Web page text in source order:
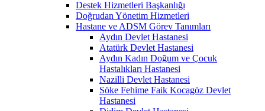
Destek Hizmetleri Başkanlığı
Doğrudan Yönetim Hizmetleri
Hastane ve ADSM Görev Tanımları
Aydın Devlet Hastanesi
Atatürk Devlet Hastanesi
Aydın Kadın Doğum ve Çocuk
Hastalıkları Hastanesi
Nazilli Devlet Hastanesi
Söke Fehime Faik Kocagöz Devlet
Hastanesi